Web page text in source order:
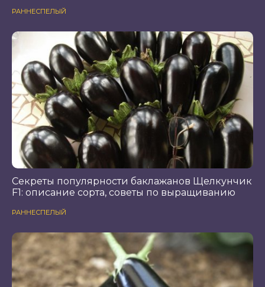
РАННЕСПЕЛЫЙ
Секреты популярности баклажанов Щелкунчик
F1: описание сорта, советы по выращиванию
РАННЕСПЕЛЫЙ